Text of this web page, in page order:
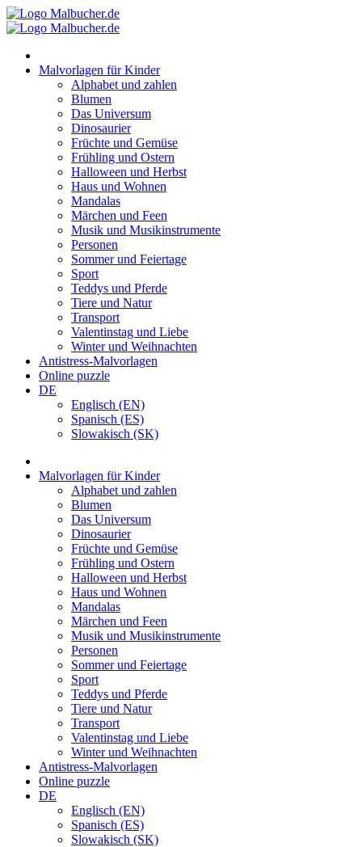
Zum
Inhalt
Malvorlagen für Kinder
Alphabet und zahlen
Blumen
Das Universum
Dinosaurier
Früchte und Gemüse
Frühling und Ostern
Halloween und Herbst
Haus und Wohnen
Mandalas
Märchen und Feen
Musik und Musikinstrumente
Personen
Sommer und Feiertage
Sport
Teddys und Pferde
Tiere und Natur
Transport
Valentinstag und Liebe
Winter und Weihnachten
Antistress-Malvorlagen
Online puzzle
DE
Englisch (EN)
Spanisch (ES)
Slowakisch (SK)
Malvorlagen für Kinder
Alphabet und zahlen
Blumen
Das Universum
Dinosaurier
Früchte und Gemüse
Frühling und Ostern
Halloween und Herbst
Haus und Wohnen
Mandalas
Märchen und Feen
Musik und Musikinstrumente
Personen
Sommer und Feiertage
Sport
Teddys und Pferde
Tiere und Natur
Transport
Valentinstag und Liebe
Winter und Weihnachten
Antistress-Malvorlagen
Online puzzle
DE
Englisch (EN)
Spanisch (ES)
Slowakisch (SK)